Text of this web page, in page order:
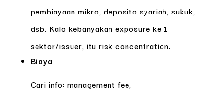
pembiayaan mikro, deposito syariah, sukuk,
dsb. Kalo kebanyakan exposure ke 1
sektor/issuer, itu risk concentration.
Biaya
Cari info: management fee,